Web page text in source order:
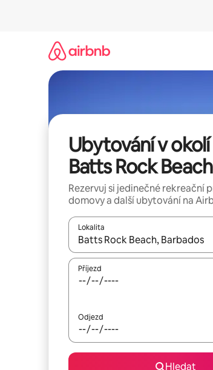
Ubytování v
Batts Rock Beach
Rezervuj si jedinečné rekreační
domovy a další ubytování na
Lokalita
Až budou výsledky k dispozici,
Příjezd
Odjezd
Hledat